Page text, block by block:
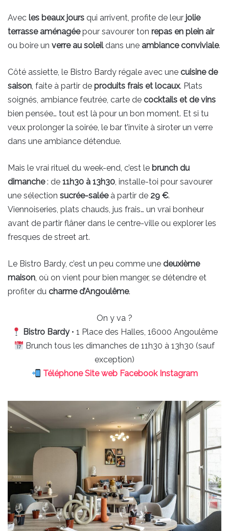
Avec les beaux jours qui arrivent, profite de leur jolie
terrasse aménagéepour savourer ton repas en plein air
ou boire un verre au soleildans une ambiance conviviale.
Côté assiette, le Bistro Bardy régale avec une cuisine de
saison, faite à partir de produits frais et locaux. Plats
soignés, ambiance feutrée, carte de cocktails et de vins
bien pensée… tout est là pour un bon moment. Et si tu
veux prolonger la soirée, le bar t’invite à siroter un verre
dans une ambiance détendue.
Mais le vrai rituel du week-end, c’est le brunch du
dimanche: de 11h30 à 13h30, installe-toi pour savourer
une sélection sucrée-saléeà partir de 29 €.
Viennoiseries, plats chauds, jus frais… un vrai bonheur
avant de partir flâner dans le centre-ville ou explorer les
fresques de street art.
Le Bistro Bardy, c’est un peu comme une deuxième
maison, où on vient pour bien manger, se détendre et
profiter du charme d’Angoulême.
On y va ?
Bistro Bardy• 1 Place des Halles, 16000 Angoulême
Brunch tous les dimanches de 11h30 à 13h30 (sauf
exception)
Téléphone Site web Facebook Instagram